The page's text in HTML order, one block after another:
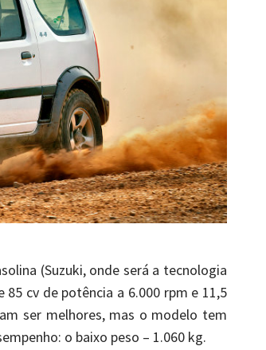
(Suzuki, onde será a tecnologia
85 cv de potência a 6.000 rpm e 11,5
ser melhores, mas o modelo tem
o baixo peso – 1.060 kg.